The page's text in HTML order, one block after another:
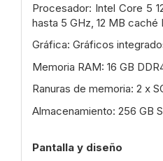
Procesador: Intel Core 5
hasta 5 GHz, 12 MB caché
Gráfica: Gráficos
Memoria RAM: 16 GB
Ranuras de memoria: 2 x
Almacenamiento: 256 GB
Pantalla y diseño